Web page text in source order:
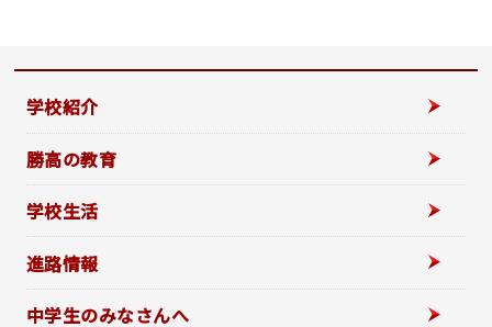
学校紹介
勝高の教育
学校生活
進路情報
中学生のみなさんへ